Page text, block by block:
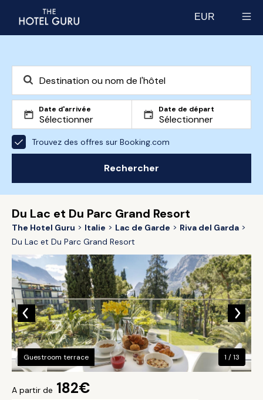
EUR
Date d'arrivée Date de départ
Trouvez des offres sur Booking.com
Rechercher
Du Lac et Du Parc Grand Resort
The Hotel Guru Italie Lac de Garde
Riva del Garda
Du Lac et Du Parc Grand Resort
A partir de 182€
Guestroom terrace 1 / 13